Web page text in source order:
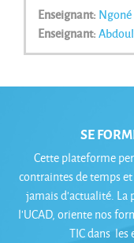
Enseignant:
Enseignant:
SE
Cette plateforme
contraintes de temps
jamais d’actualité. La
l’UCAD, oriente nos
TIC dans les